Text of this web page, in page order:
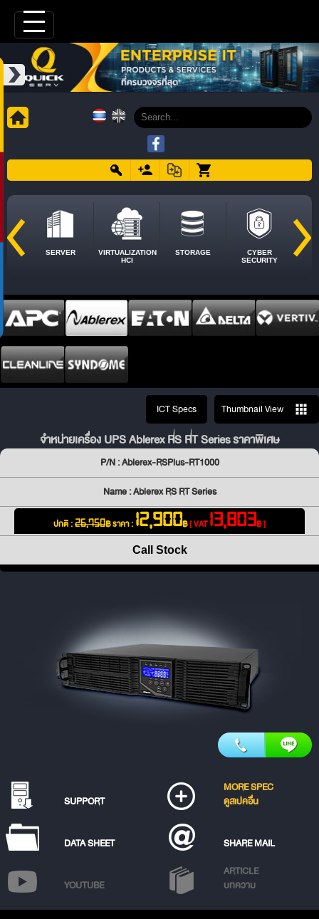
SERVER
VIRTUALIZATION
HCI
STORAGE
CYBER
SECURITY
ICT Specs Thumbnail View
จำหน่ายเครื่อง UPS Ablerex RS RT Series ราคาพิเศษ
P/N : Ablerex-RSPlus-RT1000
Name : Ablerex RS RT Series
ปกติ : 26,750฿ราคา : 12,900฿[ VAT13,803฿ ]
Call Stock
SUPPORT
MORE SPEC
ดูสเปคอื่น
DATA SHEET SHARE MAIL
YOUTUBE
ARTICLE
บทความ